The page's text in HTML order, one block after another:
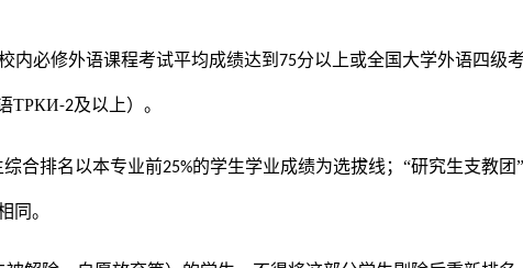
内必修外语课程考试平均成绩达到75分以上或全国大学外语四级
ТРКИ-2及以上）。
合排名以本专业前25%的学生学业成绩为选拔线；“研究生支教团
同。